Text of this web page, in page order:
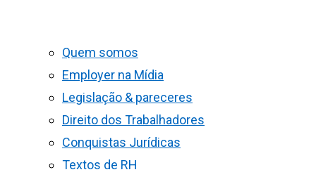
Quem somos
Employer na Mídia
Legislação & pareceres
Direito dos Trabalhadores
Conquistas Jurídicas
Textos de RH